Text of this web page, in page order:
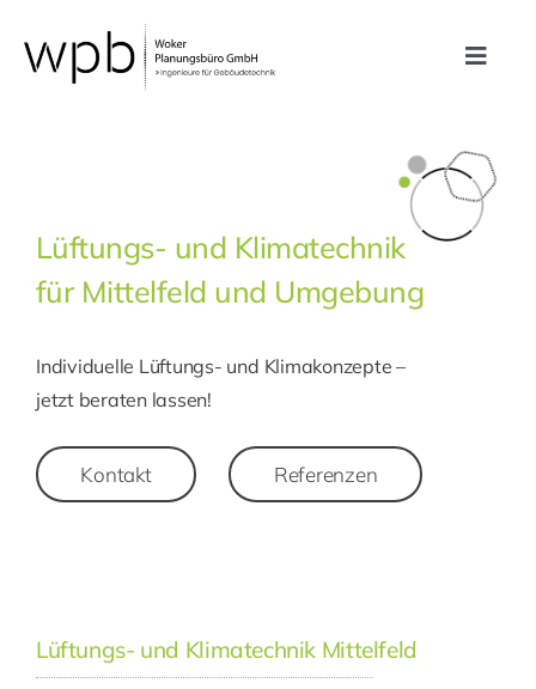
Inhalt
springen
Toggle
Unternehmen
Karriere
Kontakt
Lüftungs- und Klimatechnik
für Mittelfeld und Umgebung
Individuelle Lüftungs- und Klimakonzepte –
jetzt beraten lassen!
Kontakt Referenzen
Lüftungs- und Klimatechnik Mittelfeld